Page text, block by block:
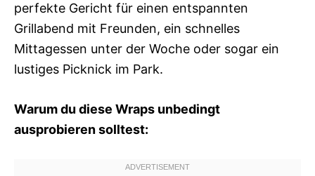
perfekte Gericht für einen entspannten
Grillabend mit Freunden, ein schnelles
Mittagessen unter der Woche oder sogar ein
lustiges Picknick im Park.
Warum du diese Wraps unbedingt
ausprobieren solltest: